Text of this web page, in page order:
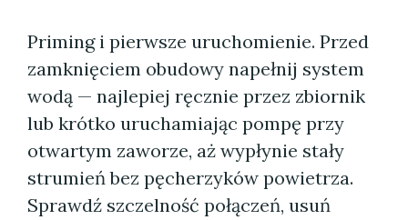
Priming i pierwsze uruchomienie. Przed
zamknięciem obudowy napełnij system
wodą — najlepiej ręcznie przez zbiornik
lub krótko uruchamiając pompę przy
otwartym zaworze, aż wypłynie stały
strumień bez pęcherzyków powietrza.
Sprawdź szczelność połączeń, usuń